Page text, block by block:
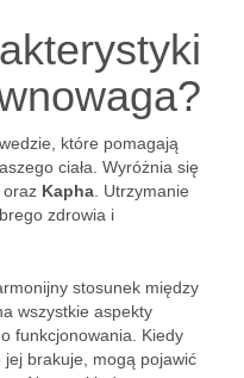
które pomagają
ciała. Wyróżnia się
oraz Kapha . Utrzymanie
zdrowia i
stosunek między
wszystkie aspekty
funkcjonowania. Kiedy
brakuje, mogą pojawić